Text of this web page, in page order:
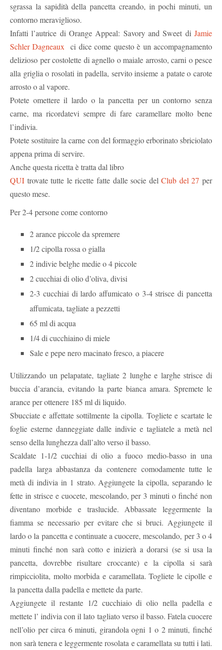
sgrassa la sapidità della pancetta creando, in pochi minuti, un
contorno meraviglioso.
Infatti l’autrice di Orange Appeal: Savory and Sweet di Jamie
Schler Dagneaux
ci dice come questo è un accompagnamento
delizioso per costolette di agnello o maiale arrosto, carni o pesce
alla griglia o rosolati in padella, servito insieme a patate o carote
arrosto o al vapore.
Potete omettere il lardo o la pancetta per un contorno senza
carne, ma ricordatevi sempre di fare caramellare molto bene
l’indivia.
Potete sostituire la carne con del formaggio erborinato sbriciolato
appena prima di servire.
Anche questa ricetta è tratta dal libro
QUI trovate tutte le ricette fatte dalle socie delClub del 27 per
questo mese.
Per 2-4 persone come contorno
2 arance piccole da spremere
1/2 cipolla rossa o gialla
2 indivie belghe medie o 4 piccole
2 cucchiai di olio d’oliva, divisi
2-3 cucchiai di lardo affumicato o 3-4 strisce di pancetta
affumicata, tagliate a pezzetti
65 ml di acqua
1/4 di cucchiaino di miele
Sale e pepe nero macinato fresco, a piacere
Utilizzando un pelapatate, tagliate 2 lunghe e larghe strisce di
buccia d’arancia, evitando la parte bianca amara. Spremete le
arance per ottenere 185 ml di liquido.
Sbucciate e affettate sottilmente la cipolla. Togliete e scartate le
foglie esterne danneggiate dalle indivie e tagliatele a metà nel
senso della lunghezza dall’alto verso il basso.
Scaldate 1-1/2 cucchiai di olio a fuoco medio-basso in una
padella larga abbastanza da contenere comodamente tutte le
metà di indivia in 1 strato. Aggiungete la cipolla, separando le
fette in strisce e cuocete, mescolando, per 3 minuti o finché non
diventano morbide e traslucide. Abbassate leggermente la
fiamma se necessario per evitare che si bruci. Aggiungete il
lardo o la pancetta e continuate a cuocere, mescolando, per 3 o 4
minuti finché non sarà cotto e inizierà a dorarsi (se si usa la
pancetta, dovrebbe risultare croccante) e la cipolla si sarà
rimpicciolita, molto morbida e caramellata. Togliete le cipolle e
la pancetta dalla padella e mettete da parte.
Aggiungete il restante 1/2 cucchiaio di olio nella padella e
mettete l’ indivia con il lato tagliato verso il basso. Fatela cuocere
nell’olio per circa 6 minuti, girandola ogni 1 o 2 minuti, finché
non sarà tenera e leggermente rosolata e caramellata su tutti i lati.